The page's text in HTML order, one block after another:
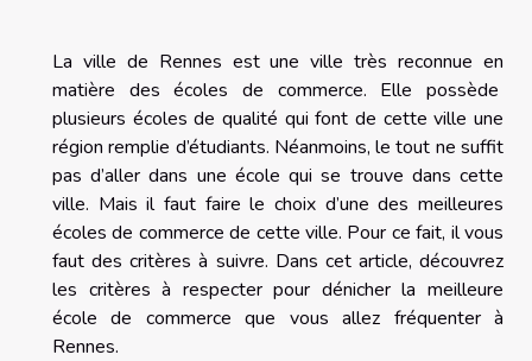
La ville de Rennes est une ville très reconnue en
matière des écoles de commerce. Elle possède
plusieurs écoles de qualité qui font de cette ville une
région remplie d’étudiants. Néanmoins, le tout ne suffit
pas d’aller dans une école qui se trouve dans cette
ville. Mais il faut faire le choix d’une des meilleures
écoles de commerce de cette ville. Pour ce fait, il vous
faut des critères à suivre. Dans cet article, découvrez
les critères à respecter pour dénicher la meilleure
école de commerce que vous allez fréquenter à
Rennes.